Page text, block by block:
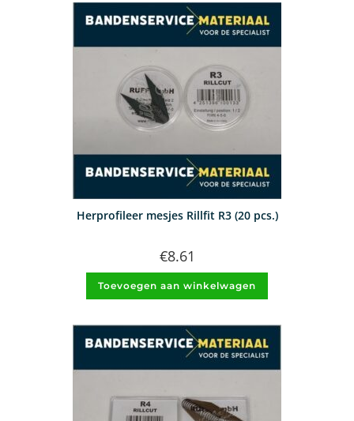
Herprofileer mesjes Rillfit R3 (20 pcs.)
€8.61
Toevoegen aan winkelwagen